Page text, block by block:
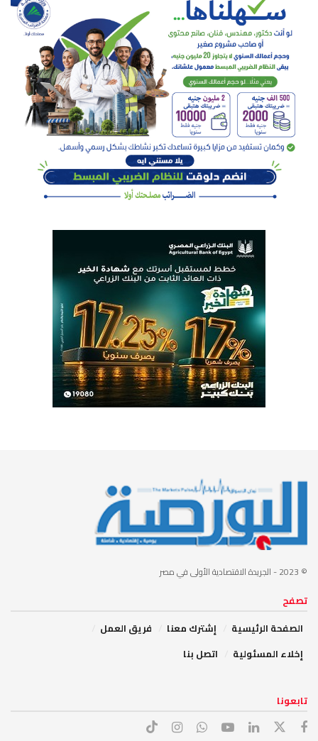
© 2023 - الجريدة الاقتصادية الأولى في مصر
تصفح
الصفحة الرئيسية
إشترك معنا
فريق العمل
إخلاء المسئولية
اتصل بنا
تابعونا